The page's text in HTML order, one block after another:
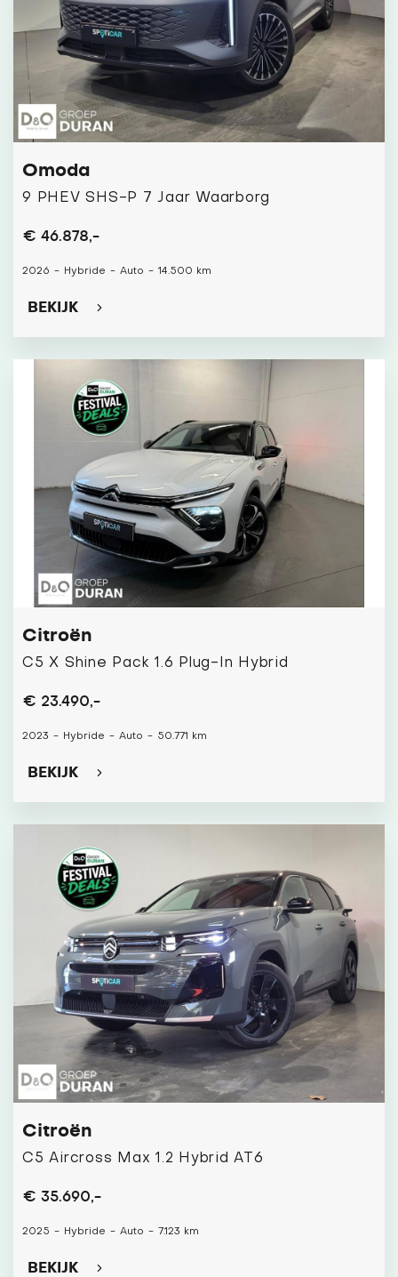
Omoda
9 PHEV SHS-P 7 Jaar Waarborg
€ 46.878,-
2026 - Hybride - Auto - 14.500 km
BEKIJK
Citroën
C5 X Shine Pack 1.6 Plug-In Hybrid
€ 23.490,-
2023 - Hybride - Auto - 50.771 km
BEKIJK
Citroën
C5 Aircross Max 1.2 Hybrid AT6
€ 35.690,-
2025 - Hybride - Auto - 7.123 km
BEKIJK